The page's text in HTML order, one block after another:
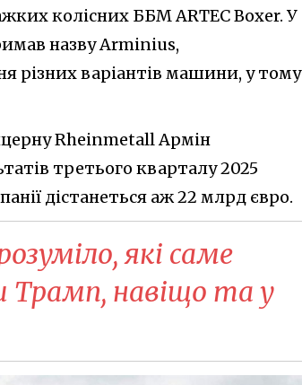
колісних ББМ ARTEC Boxer. У
назву Arminius,
різних варіантів машини, у тому
Rheinmetall Армін
третього кварталу 2025
дістанеться аж 22 млрд євро.
які саме
Трамп, навіщо та у